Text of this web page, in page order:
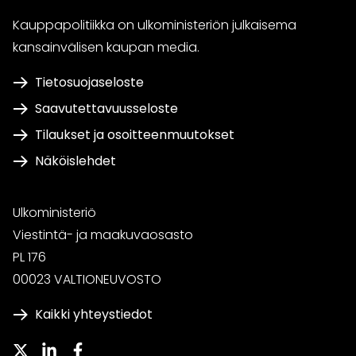
Kauppapolitiikka on ulkoministeriön julkaisema
kansainvälisen kaupan media.
Tietosuojaseloste
Saavutettavuusseloste
Tilaukset ja osoitteenmuutokset
Näköislehdet
Ulkoministeriö
Viestintä- ja maakuvaosasto
PL 176
00023 VALTIONEUVOSTO
Kaikki yhteystiedot